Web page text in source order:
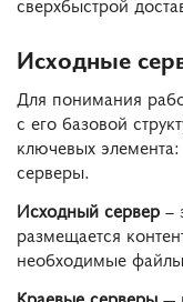
Исходные
Для понимания
с его базовой
ключевых
серверы.
Исходный сервер –
размещается
необходимые